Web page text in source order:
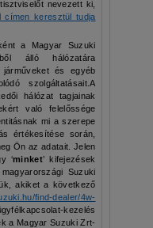
nevezett ki,
címen keresztül tudja
a Magyar Suzuki
álló hálózatára
és egyéb
szolgáltatásait.A
hálózat tagjainak
való felelőssége
mi a szerepe
értékesítése során,
Ön az adatait. Jelen
‘minket’ kifejezések
Suzuki
akiket a következő
find-dealer/4w-
kezelés
a Magyar Suzuki Zrt-